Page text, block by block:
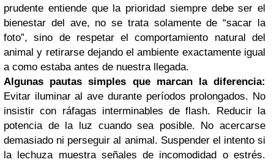
prudente entiende que la prioridad siempre debe ser el
bienestar del ave, no se trata solamente de “sacar la
foto”, sino de respetar el comportamiento natural del
animal y retirarse dejando el ambiente exactamente igual
a como estaba antes de nuestra llegada.
Algunas pautas simples que marcan la diferencia:
Evitar iluminar al ave durante períodos prolongados. No
insistir con ráfagas interminables de flash. Reducir la
potencia de la luz cuando sea posible. No acercarse
demasiado ni perseguir al animal. Suspender el intento si
la lechuza muestra señales de incomodidad o estrés.